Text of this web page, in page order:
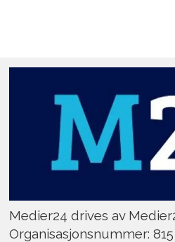
Medier24 drives av
Organisasjonsnummer: 815